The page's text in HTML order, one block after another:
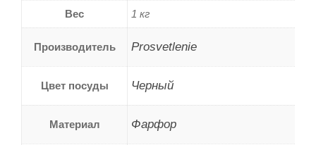
Вес 1 кг
Производитель Prosvetlenie
Цвет посуды Черный
Материал Фарфор